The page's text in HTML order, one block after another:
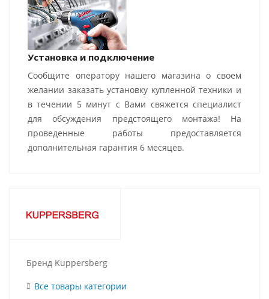
Установка и подключение
Сообщите оператору нашего магазина о своем
желании заказать установку купленной техники и
в течении 5 минут с Вами свяжется специалист
для обсуждения предстоящего монтажа! На
проведенные работы предоставляется
дополнительная гарантия 6 месяцев.
Бренд Kuppersberg
Все товары категории